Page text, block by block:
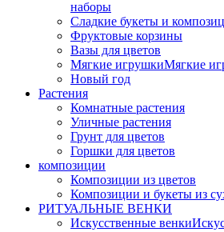
наборы
Сладкие букеты и
Фруктовые корзины
Вазы для цветов
Мягкие игрушкиМягкие
Новый год
Растения
Комнатные растения
Уличные растения
Грунт для цветов
Горшки для цветов
композиции
Композиции из цветов
Композиции и букеты из
РИТУАЛЬНЫЕ ВЕНКИ
Искусственные венки